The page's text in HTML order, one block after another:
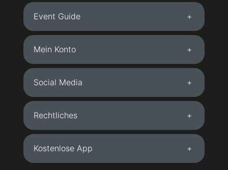
Event Guide
Mein Konto
Social Media
Rechtliches
Kostenlose App